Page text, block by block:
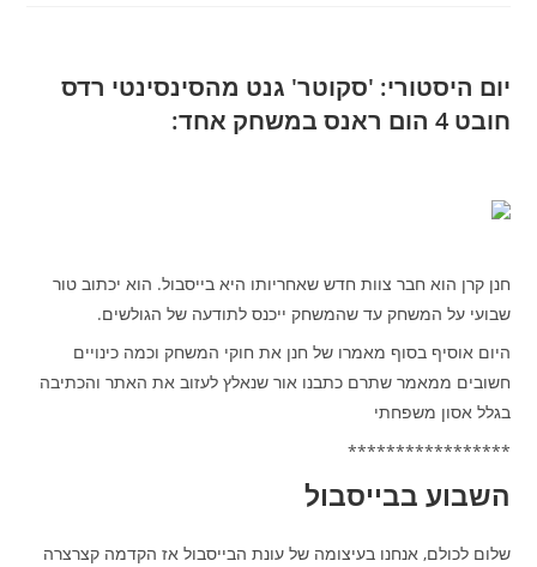
יום היסטורי: 'סקוטר' גנט מהסינסינטי רדס
חובט 4 הום ראנס במשחק אחד:
חנן קרן הוא חבר צוות חדש שאחריותו היא בייסבול. הוא יכתוב טור
שבועי על המשחק עד שהמשחק ייכנס לתודעה של הגולשים.
היום אוסיף בסוף מאמרו של חנן את חוקי המשחק וכמה כינויים
חשובים ממאמר שתרם כתבנו אור שנאלץ לעזוב את האתר והכתיבה
בגלל אסון משפחתי
*****************
השבוע בבייסבול
שלום לכולם, אנחנו בעיצומה של עונת הבייסבול אז הקדמה קצרצרה